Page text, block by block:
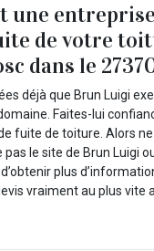
une
de votre
dans le
déjà que Brun Luigi
Faites-lui
fuite de toiture. Alors
pas le site de Brun Luigi
plus
vraiment au plus vite